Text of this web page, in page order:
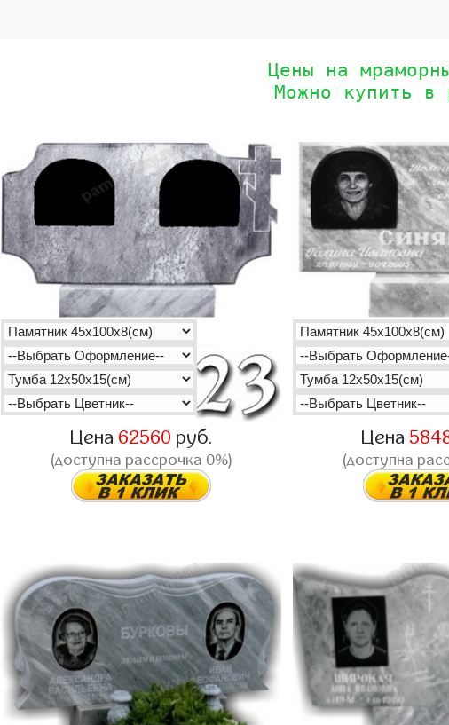
Цены на
Можно купить в
Цена 62560 руб.
(доступна рассрочка 0%)
Цена
(доступна